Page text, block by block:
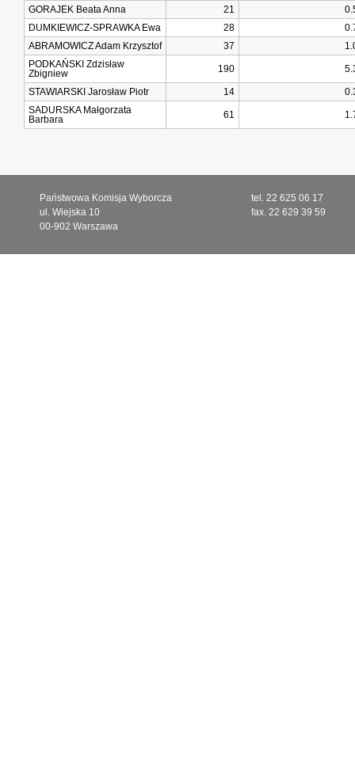
GORAJEK Beata Anna
21
DUMKIEWICZ-SPRAWKA Ewa
28
ABRAMOWICZ Adam Krzysztof
37
PODKAŃSKI Zdzisław
Zbigniew
190
STAWIARSKI Jarosław Piotr 14
SADURSKA Małgorzata
Barbara
61
Państwowa Komisja Wyborcza
ul. Wiejska 10
00-902 Warszawa
tel. 22 625 06 17
fax. 22 629 39 59